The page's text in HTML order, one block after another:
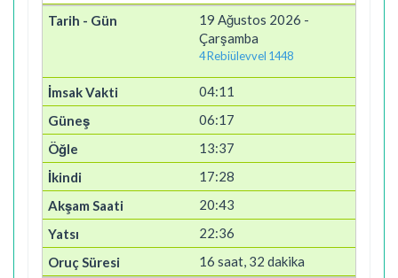
19 Ağustos 2026 -
Çarşamba
4 Rebiülevvel 1448
04:11
06:17
13:37
17:28
20:43
22:36
16 saat, 32 dakika